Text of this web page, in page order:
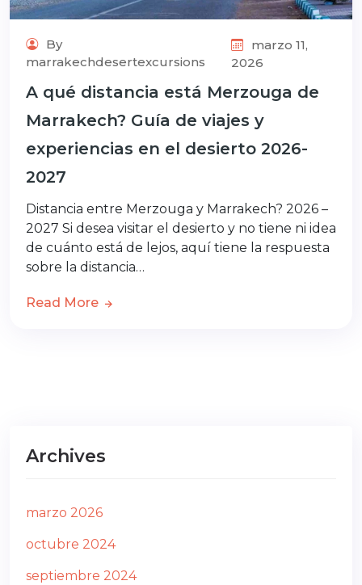
By
marrakechdesertexcursions
marzo 11,
2026
A qué distancia está Merzouga de
Marrakech? Guía de viajes y
experiencias en el desierto 2026-
2027
Distancia entre Merzouga y Marrakech? 2026 –
2027 Si desea visitar el desierto y no tiene ni idea
de cuánto está de lejos, aquí tiene la respuesta
sobre la distancia…
Read More
Archives
marzo 2026
octubre 2024
septiembre 2024